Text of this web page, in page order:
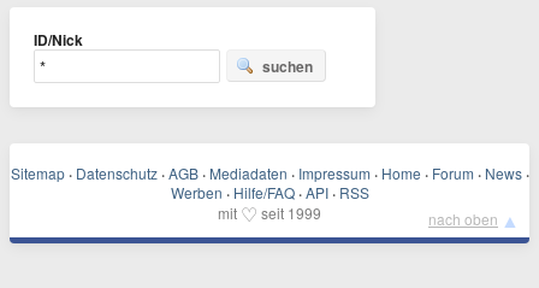
ID/Nick
suchen
Sitemap · Datenschutz · AGB · Mediadaten · Impressum · Home · Forum · News ·
Werben · Hilfe/FAQ · API · RSS
mit ♡ seit 1999 nach oben ▲